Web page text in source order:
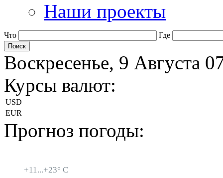
Наши проекты
Что Где
Воскресенье, 9 Августа
Курсы валют:
USD
EUR
Прогноз погоды:
+11...+23° C